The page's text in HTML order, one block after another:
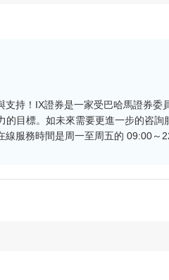
持！IX證券是一家受巴哈馬證券委
目標。如未來需要更進一步的咨
服務時間是周一至周五的 09:00～